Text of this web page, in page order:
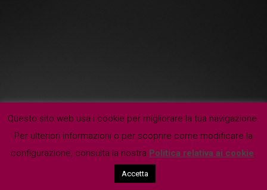
Questo sito web usa i cookie per migliorare la tua navigazione.
Per ulteriori informazioni o per scoprire come modificare la
configurazione, consulta la nostra Politica relativa ai cookie.
Accetta